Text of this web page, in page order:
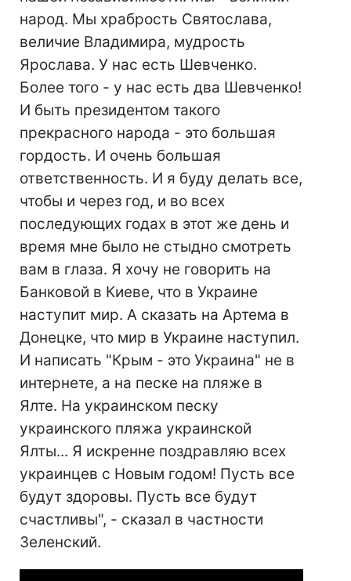
народ. Мы храбрость Святослава,
величие Владимира, мудрость
Ярослава. У нас есть Шевченко.
Более того - у нас есть два Шевченко!
И быть президентом такого
прекрасного народа - это большая
гордость. И очень большая
ответственность. И я буду делать все,
чтобы и через год, и во всех
последующих годах в этот же день и
время мне было не стыдно смотреть
вам в глаза. Я хочу не говорить на
Банковой в Киеве, что в Украине
наступит мир. А сказать на Артема в
Донецке, что мир в Украине наступил.
И написать "Крым - это Украина" не в
интернете, а на песке на пляже в
Ялте. На украинском песку
украинского пляжа украинской
Ялты... Я искренне поздравляю всех
украинцев с Новым годом! Пусть все
будут здоровы. Пусть все будут
счастливы", - сказал в частности
Зеленский.